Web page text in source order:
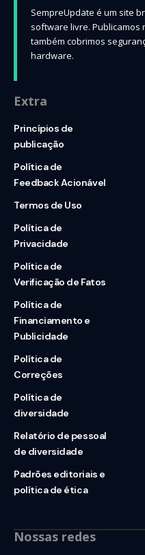
SempreUpdate é um site
software livre. Publicamos
também cobrimos
hardware.
Extra
Princípios de
publicação
Política de
Feedback Acionável
Termos de Uso
Política de
Privacidade
Política de
Verificação de Fatos
Política de
Financiamento e
Publicidade
Política de
Correções
Política de
diversidade
Relatório de pessoal
de diversidade
Padrões editoriais e
política de ética
Nossas redes